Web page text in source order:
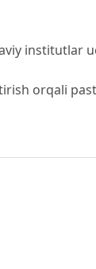
institutlar
orqali